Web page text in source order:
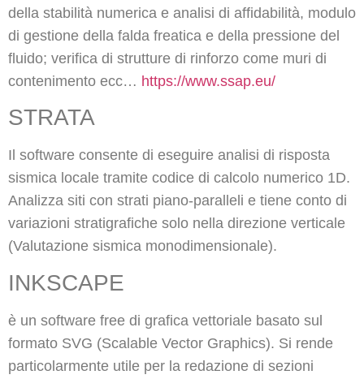
della stabilità numerica e analisi di affidabilità, modulo
di gestione della falda freatica e della pressione del
fluido; verifica di strutture di rinforzo come muri di
contenimento ecc… https://www.ssap.eu/
STRATA
Il software consente di eseguire analisi di risposta
sismica locale tramite codice di calcolo numerico 1D.
Analizza siti con strati piano-paralleli e tiene conto di
variazioni stratigrafiche solo nella direzione verticale
(Valutazione sismica monodimensionale).
INKSCAPE
è un software free di grafica vettoriale basato sul
formato SVG (Scalable Vector Graphics). Si rende
particolarmente utile per la redazione di sezioni